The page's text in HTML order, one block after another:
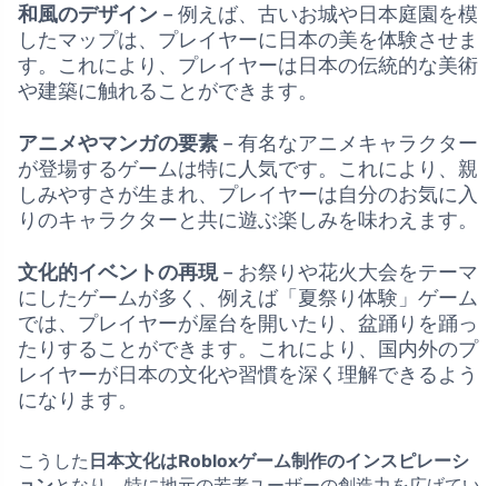
和風のデザイン – 例えば、古いお城や日本庭園を模
したマップは、プレイヤーに日本の美を体験させま
す。これにより、プレイヤーは日本の伝統的な美術
や建築に触れることができます。
アニメやマンガの要素 – 有名なアニメキャラクター
が登場するゲームは特に人気です。これにより、親
しみやすさが生まれ、プレイヤーは自分のお気に入
りのキャラクターと共に遊ぶ楽しみを味わえます。
文化的イベントの再現– お祭りや花火大会をテーマ
にしたゲームが多く、例えば「夏祭り体験」ゲーム
では、プレイヤーが屋台を開いたり、盆踊りを踊っ
たりすることができます。これにより、国内外のプ
レイヤーが日本の文化や習慣を深く理解できるよう
になります。
こうした 日本文化はRobloxゲーム制作のインスピレーシ